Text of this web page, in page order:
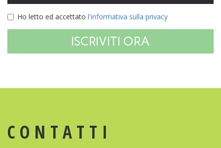
Ho letto ed accettato l'informativa sulla privacy
ISCRIVITI ORA
CONTATTI